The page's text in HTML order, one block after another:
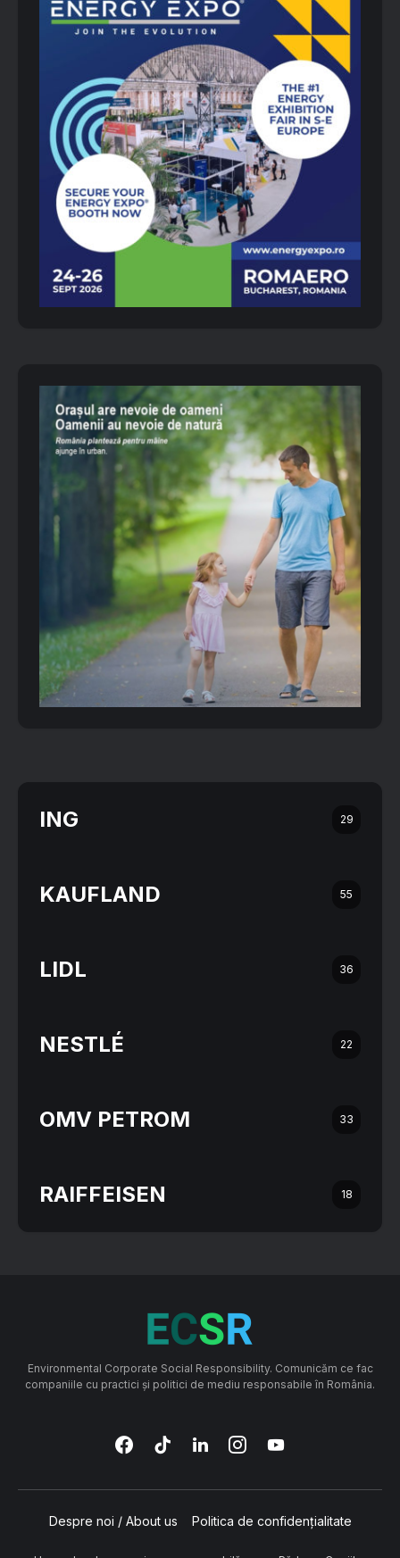
ING 29
KAUFLAND 55
LIDL 36
NESTLÉ 22
OMV PETROM 33
RAIFFEISEN 18
Environmental Corporate Social Responsibility. Comunicăm ce fac
companiile cu practici și politici de mediu responsabile în România.
Despre noi / About us Politica de confidențialitate